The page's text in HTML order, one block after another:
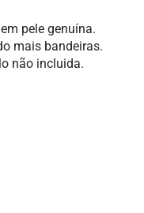
pele genuína.
mais bandeiras.
não incluida.